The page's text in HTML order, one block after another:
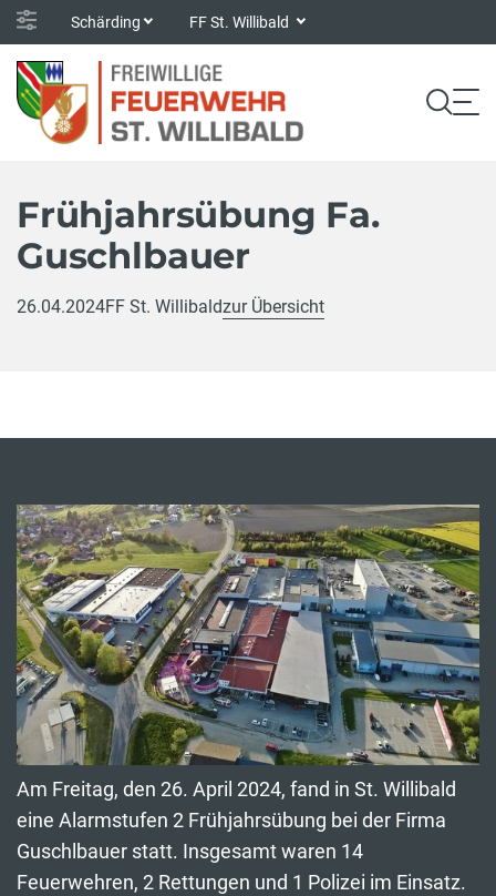
Schärding FF St. Willibald
Frühjahrsübung Fa.
Guschlbauer
26.04.2024FF St. Willibaldzur Übersicht
Am Freitag, den 26. April 2024, fand in St. Willibald
eine Alarmstufen 2 Frühjahrsübung bei der Firma
Guschlbauer statt. Insgesamt waren 14
Feuerwehren, 2 Rettungen und 1 Polizei im Einsatz.